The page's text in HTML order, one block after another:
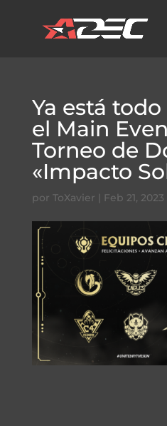
Ya está
el Main
Torneo de
«Impacto
por ToXavier | Feb 21, 2023